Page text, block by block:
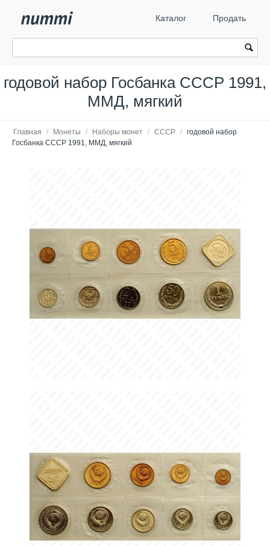
Каталог Продать
годовой набор Госбанка СССР 1991,
ММД, мягкий
Главная / Монеты / Наборы монет / СССР / годовой набор
Госбанка СССР 1991, ММД, мягкий